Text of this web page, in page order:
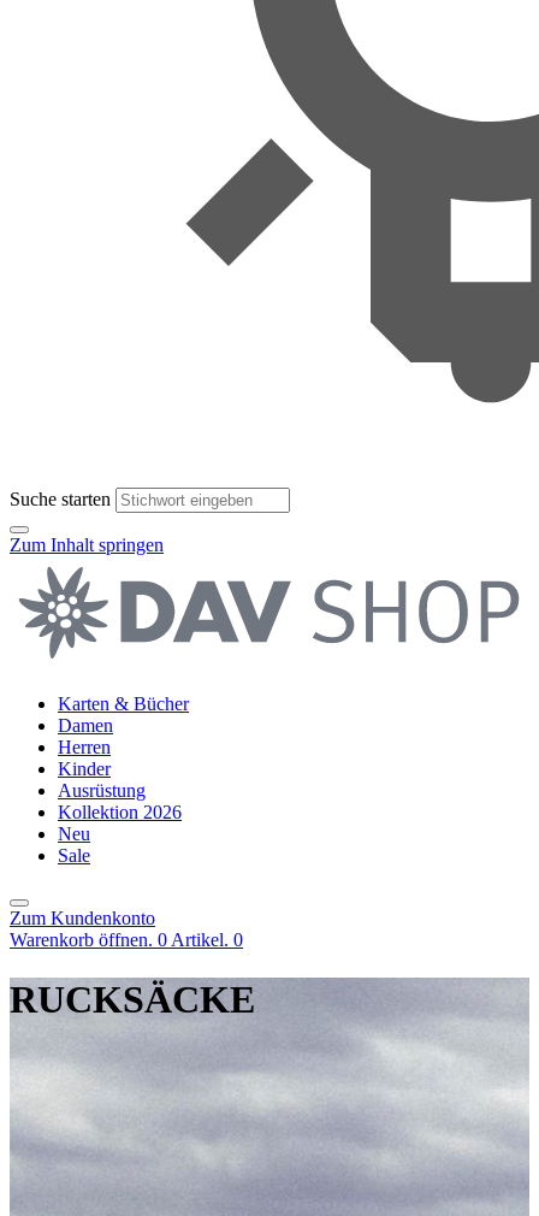
Suche starten
Zum Inhalt springen
Karten & Bücher
Damen
Herren
Kinder
Ausrüstung
Kollektion 2026
Neu
Sale
Zum Kundenkonto
Warenkorb öffnen. 0 Artikel. 0
RUCKSÄCKE